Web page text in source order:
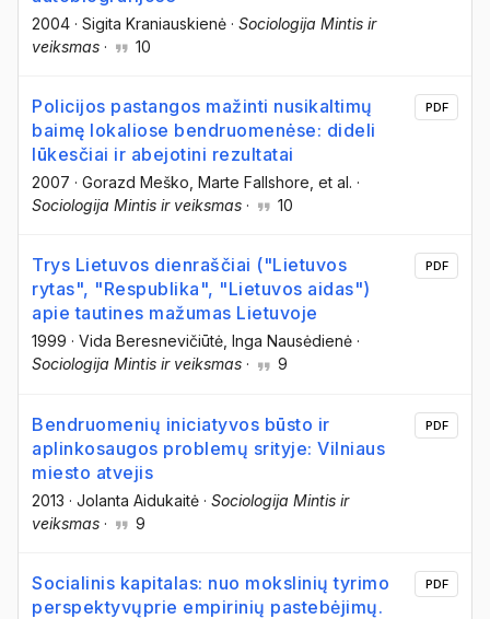
2004 · Sigita Kraniauskienė · Sociologija Mintis ir
veiksmas · 10
Policijos pastangos mažinti nusikaltimų
baimę lokaliose bendruomenėse: dideli
lūkesčiai ir abejotini rezultatai
2007 · Gorazd Meško , Marte Fallshore , et al. ·
Sociologija Mintis ir veiksmas · 10
PDF
Trys Lietuvos dienraščiai ("Lietuvos
rytas", "Respublika", "Lietuvos aidas")
apie tautines mažumas Lietuvoje
1999 · Vida Beresnevičiūtė , Inga Nausėdienė ·
Sociologija Mintis ir veiksmas · 9
PDF
Bendruomenių iniciatyvos būsto ir
aplinkosaugos problemų srityje: Vilniaus
miesto atvejis
2013 · Jolanta Aidukaitė · Sociologija Mintis ir
veiksmas · 9
PDF
Socialinis kapitalas: nuo mokslinių tyrimo
perspektyvųprie empirinių pastebėjimų.
PDF